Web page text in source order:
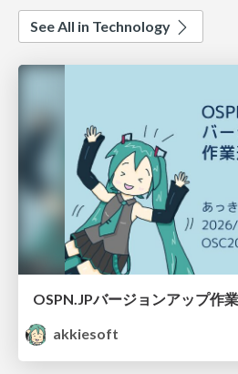
See All in Technology
akkiesoft